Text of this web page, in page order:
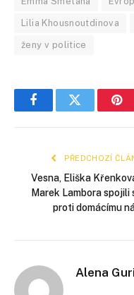
Lilia Khousnoutdinova
ženy v politice
FacebookTwitter
PŘEDCHOZÍ
Vesna, Eliška
Marek Lambora spojili
proti domácímu
Alena